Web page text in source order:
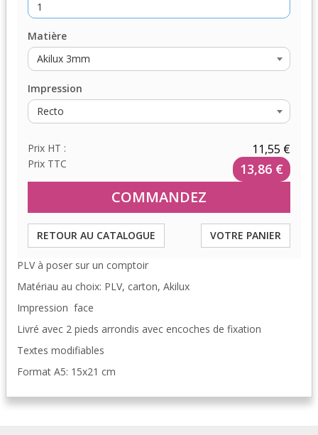
Matière
Impression
Prix HT : 11,55 €
Prix TTC 13,86 €
RETOUR AU CATALOGUE VOTRE PANIER
PLV à poser sur un comptoir
Matériau au choix: PLV, carton, Akilux
Impression face
Livré avec 2 pieds arrondis avec encoches de fixation
Textes modifiables
Format A5: 15x21 cm